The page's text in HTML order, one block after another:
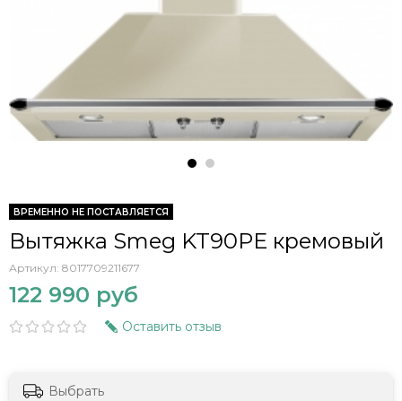
ВРЕМЕННО НЕ ПОСТАВЛЯЕТСЯ
Вытяжка Smeg KT90PE кремовый
Артикул: 8017709211677
122 990 руб
Оставить отзыв
Выбрать